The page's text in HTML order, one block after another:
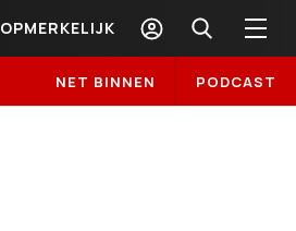
OPMERKELIJK
NET BINNEN PODCAST